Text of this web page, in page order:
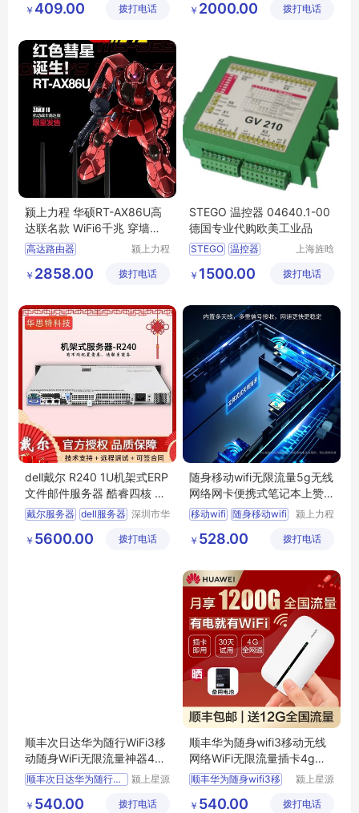
意大利EUROGI
公司
￥ 409.00 拨打电话
有限公司
￥ 2000.00 拨打电话
颍上力程 华硕RT-AX86U高
达联名款 WiFi6千兆 穿墙游
戏加速路由器
高达路由器
华硕RT AX86U
游戏加速穿墙路由器
颍上力程
有限公司
￥ 2858.00 拨打电话
STEGO 温控器 04640.1-00
德国专业代购欧美工业品
STEGO 温控器
德国专业代购欧美工业品
上海旌晗
有限公司
￥ 1500.00 拨打电话
dell戴尔 R240 1U机架式ERP
文件邮件服务器 酷睿四核 华
思特科技
戴尔服务器 dell服务器
机架服务器
深圳市华
有限公司
￥ 5600.00 拨打电话
随身移动wifi无限流量5g无线
网络网卡便携式笔记本上赞
免插卡
移动wifi 随身移动wifi
无线网络网卡
颍上力程
有限公司
￥ 528.00 拨打电话
顺丰次日达华为随行WiFi3移
动随身WiFi无限流量神器4g
全网通上网卡笔记本无线网
卡插卡车载mif
顺丰次日达华为随行WiF
颍上星源
有限公司
￥ 540.00 拨打电话
顺丰华为随身wifi3移动无线
网络WiFi无限流量插卡4g随
行便携5g三全网通车载mifi无
线上网卡
顺丰华为随身wifi3移
颍上星源
有限公司
￥ 540.00 拨打电话